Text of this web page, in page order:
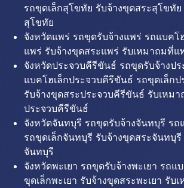
รถขุดเล็กสุโขทัย รับจ้างขุดสระสุโขทั
สุโขทัย
จังหวัดแพร่ รถขุดรับจ้างแพร่ รถแบคโ
แพร่ รับจ้างขุดสระแพร่ รับเหมาถมที่แ
จังหวัดประจวบคีรีขันธ์ รถขุดรับจ้างป
แบคโฮเล็กประจวบคีรีขันธ์ รถขุดเล็ก
รับจ้างขุดสระประจวบคีรีขันธ์ รับเหมา
ประจวบคีรีขันธ์
จังหวัดจันทบุรี รถขุดรับจ้างจันทบุรี รถ
รถขุดเล็กจันทบุรี รับจ้างขุดสระจันทบุ
จันทบุรี
จังหวัดพะเยา รถขุดรับจ้างพะเยา รถแ
ขุดเล็กพะเยา รับจ้างขุดสระพะเยา รับ